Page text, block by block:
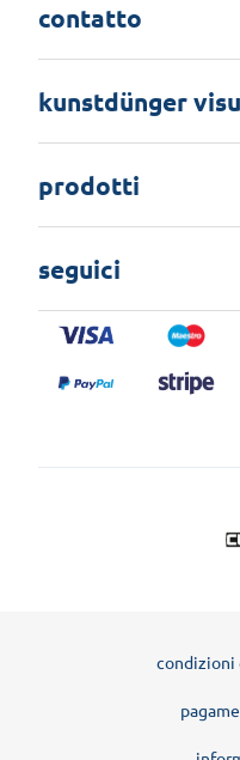
contatto
kunstdünger
prodotti
seguici
condizioni